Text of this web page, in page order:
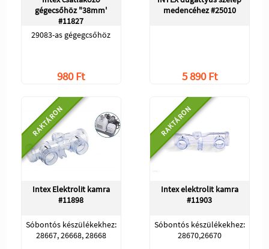
gégecsőhöz "38mm'
#11827
29083-as gégegcsőhöz
980 Ft
medencéhez #25010
5 890 Ft
RAKTÁRON
Intex Elektrolit kamra
#11898
Sóbontós készülékekhez:
28667, 26668, 28668
RAKTÁRON
Intex elektrolit kamra
#11903
Sóbontós készülékekhez:
28670,26670